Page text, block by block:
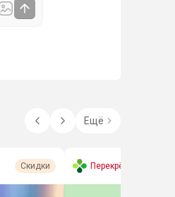
Ещё
Скидки
Перекрёсток (экспре